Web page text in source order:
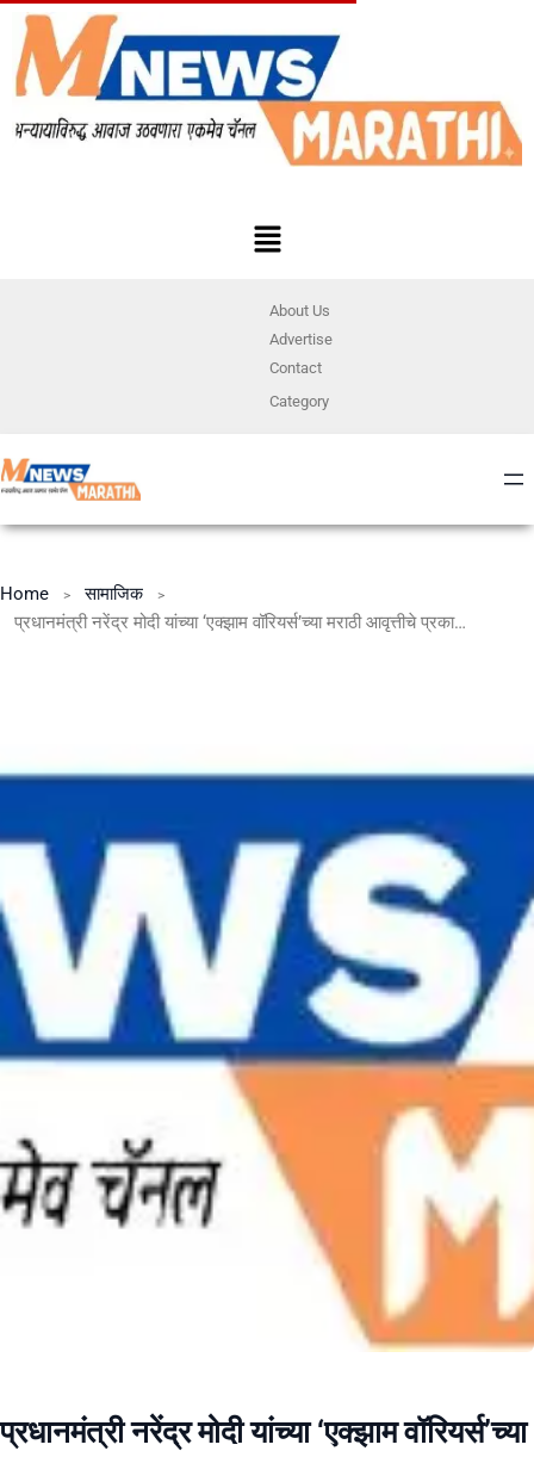
About Us
Advertise
Contact
Category
Home
सामाजिक
प्रधानमंत्री नरेंद्र मोदी यांच्या ‘एक्झाम वॉरियर्स’च्या मराठी आवृत्तीचे प्रकाशन
प्रधानमंत्री नरेंद्र मोदी यांच्या ‘एक्झाम वॉरियर्स’च्या